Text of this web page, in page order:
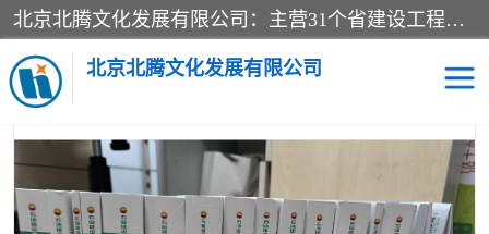
北京北腾文化发展有限公司：主营31个省建设工程预算书,工程预算软件,工程计价依据,工程造价定额,工程量清单计价定额,建设工程量消耗量定额,各行业工程预算定额,铁路定额,电力定额,矿山定额,*,黄金定额,钢铁企业检修定额,中石化安装检修定额,煤矿图书,医院书籍等.诚信的经营，在发展的同时公司不忘不断总结不断优化为客户的服务，和一如既往的热情赢得了新老客户的极高评价及青睐。
北京北腾文化发展有限公司
当前位置：首页>供应商机>石油建设安装工程预算定> 2022版石
油建设 刷油、防腐蚀、绝热安装工程定额_中石油新定额
医院图书 预算定额